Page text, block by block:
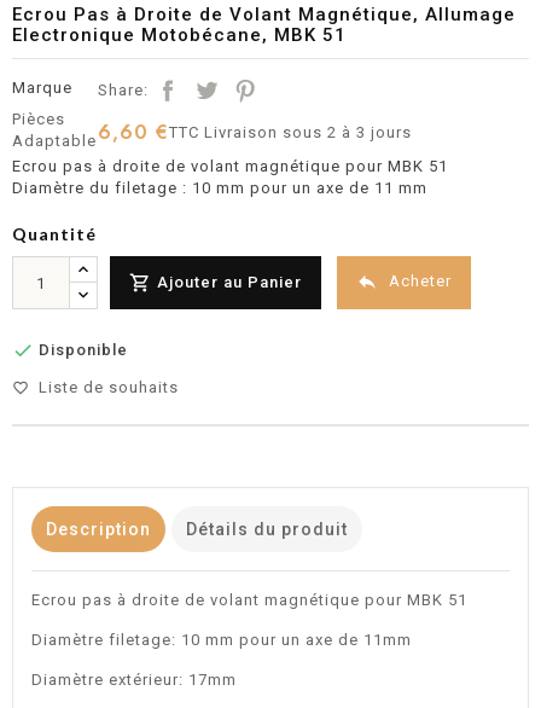
Ecrou Pas à Droite de Volant Magnétique, Allumage
Electronique Motobécane, MBK 51
Marque
Pièces
Adaptable
Share:
6,60 €TTCLivraison sous 2 à 3 jours
Ecrou pas à droite de volant magnétique pour MBK 51
Diamètre du filetage : 10 mm pour un axe de 11 mm
Quantité
 Ajouter au Panier  Acheter
 Disponible
favorite_border Liste de souhaits
Description Détails du produit
Ecrou pas à droite de volant magnétique pour MBK 51
Diamètre filetage: 10 mm pour un axe de 11mm
Diamètre extérieur: 17mm